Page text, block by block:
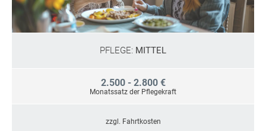
PFLEGE: MITTEL
2.500 - 2.800 €
Monatssatz der Pflegekraft
zzgl. Fahrtkosten